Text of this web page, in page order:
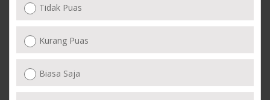
Tidak Puas
Kurang Puas
Biasa Saja